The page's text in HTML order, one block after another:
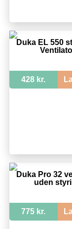
Duka EL 550
428 kr.
Duka Pro 32
uden
775 kr.